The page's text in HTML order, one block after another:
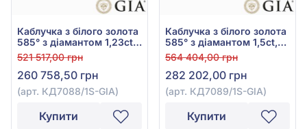
Каблучка з білого золота
585° з діамантом 1,23ct,
арт. КД7088/1S-GIA
521 517,00 грн
260 758,50 грн
(арт. КД7088/1S-GIA)
Купити
Каблучка з білого золота
585° з діамантом 1,5ct,
арт. КД7089/1S-GIA
564 404,00 грн
282 202,00 грн
(арт. КД7089/1S-GIA)
Купити